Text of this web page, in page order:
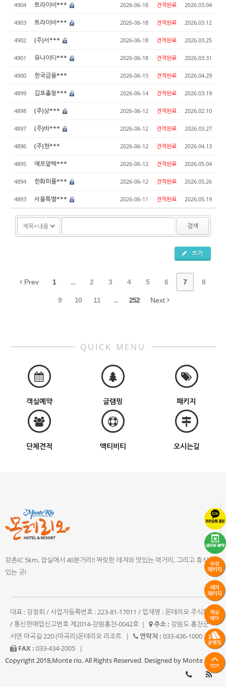
4904 트라이비*** 2026-06-18 견적완료 2026.03.04
4903 트라이비*** 2026-06-18 견적완료 2026.03.12
4902 (주)서*** 2026-06-18 견적완료 2026.03.25
4901 유나이티*** 2026-06-18 견적완료 2026.03.31
4900 한국금융*** 2026-06-15 견적완료 2026.04.29
4899 김포충청*** 2026-06-14 견적완료 2026.03.19
4898 (주)상*** 2026-06-12 견적완료 2026.02.10
4897 (주)바*** 2026-06-12 견적완료 2026.03.27
4896 (주)현*** 2026-06-12 견적완료 2026.04.13
4895 에프알텍*** 2026-06-12 견적완료 2026.05.04
4894 한화피플*** 2026-06-12 견적완료 2026.05.26
4893 서울특별*** 2026-06-11 견적완료 2026.05.19
검색
쓰기
Prev 1 ... 2 3 4 5 6 7 8
9 10 11 ... 252 Next
QUICK MENU
객실예약 글램핑 패키지
단체견적 액티비티 오시는길
강촌IC 5km, 잠실에서 40분거리!! 짜릿한 레져와 맛있는 먹거리, 그리고 휴식이
있는 곳!
대표 : 강창희 / 사업자등록번호 : 223-81-17011 / 업체명 : 몬테리오 주식회사
/ 통신판매업신고번호 제2014-강원홍천-0042호 | 주소 : 강원도 홍천군
서면 마곡길 220 (마곡리)몬테리오 리조트
| 연락처 : 033-436-1000
|
FAX : 033-434-2005
|
Copyright 2018,Monte rio. All Rights Reserved. Designed by Monte rio.